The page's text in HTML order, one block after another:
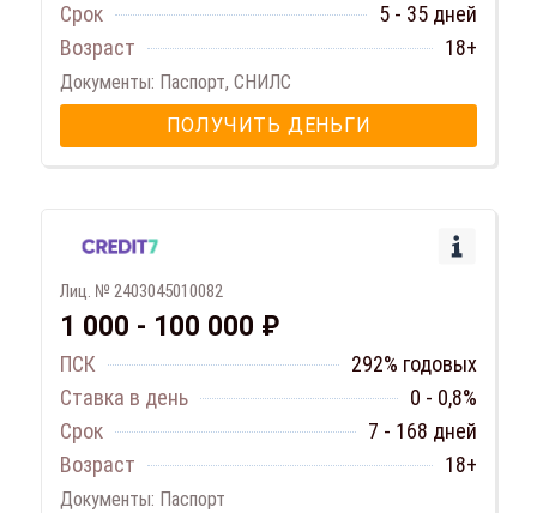
Срок
5 - 35 дней
Возраст
18+
Документы: Паспорт, СНИЛС
ПОЛУЧИТЬ ДЕНЬГИ
Лиц. № 2403045010082
1 000 - 100 000 ₽
ПСК
292% годовых
Ставка в день
0 - 0,8%
Срок
7 - 168 дней
Возраст
18+
Документы: Паспорт